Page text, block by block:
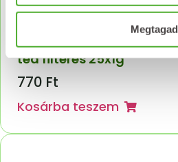
Megtagad
NATURLAND cickafarkfű
tea filteres 25x1g
770 Ft
Kosárba teszem